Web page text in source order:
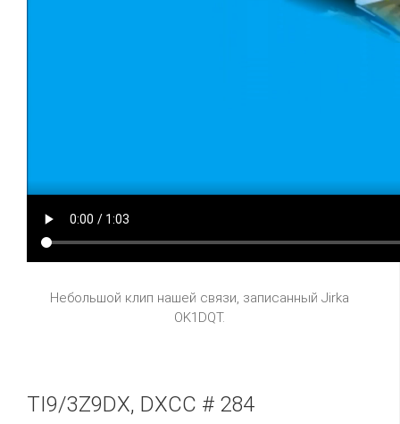
Небольшой клип нашей связи, записанный Jirka
OK1DQT.
TI9/3Z9DX, DXCC # 284